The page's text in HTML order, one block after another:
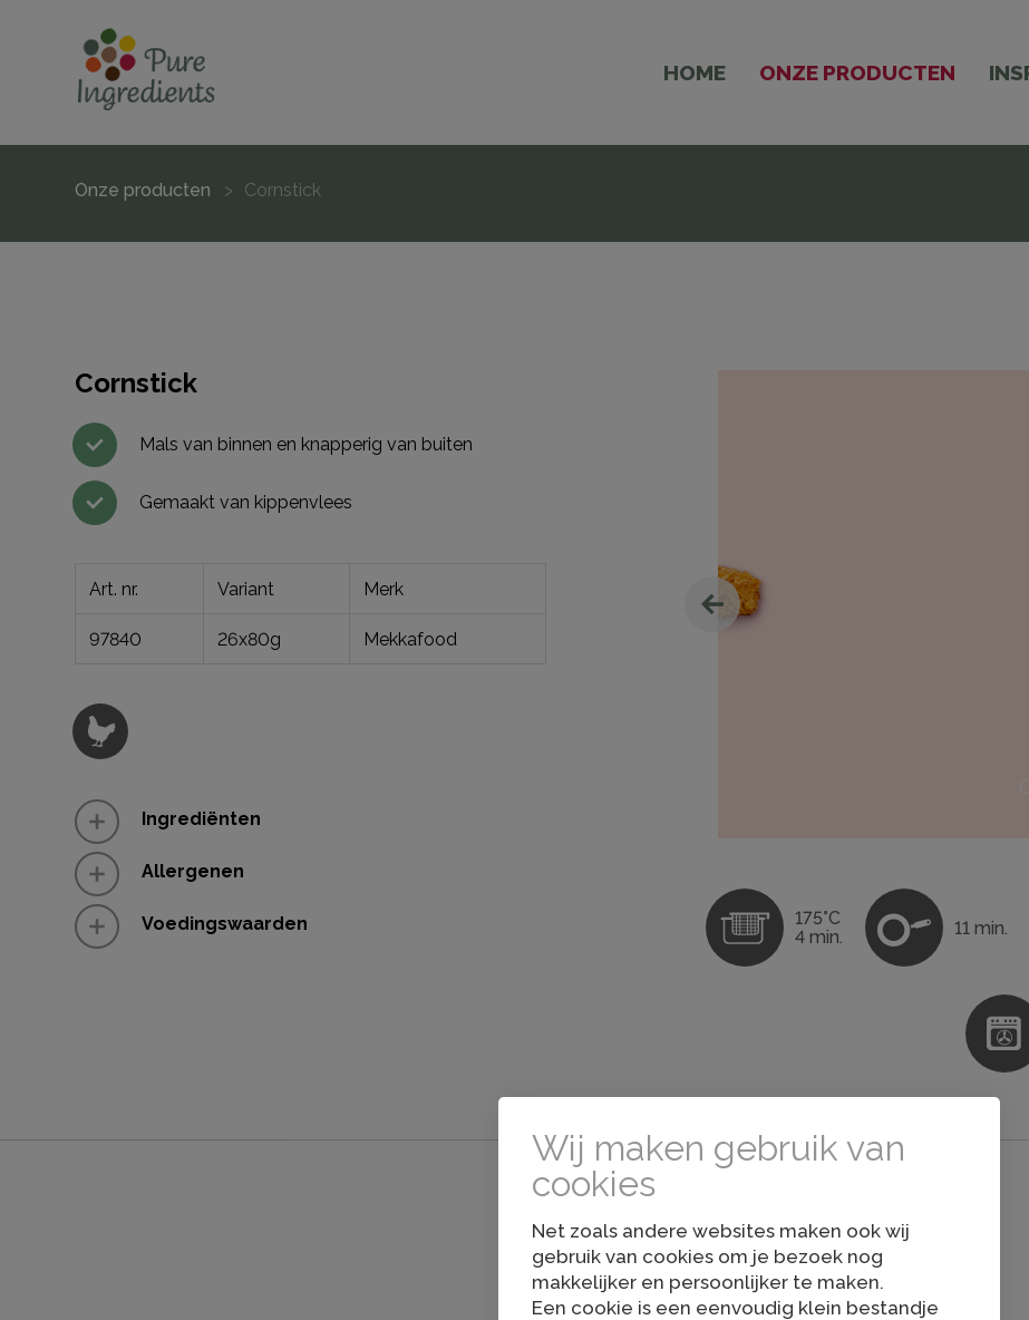
HOME ONZE PRODUCTEN
Onze producten Cornstick
Cornstick
Mals van binnen en knapperig van buiten
Gemaakt van kippenvlees
Art. nr. Variant Merk
97840 26x80g Mekkafood
Ingrediënten
Allergenen
Voedingswaarden
175°C
4 min.
11 min.
Anderen bekeken ook…
Wij maken gebruik van
cookies
Net zoals andere websites maken ook wij
gebruik van cookies om je bezoek nog
makkelijker en persoonlijker te maken.
Een cookie is een eenvoudig klein bestandje